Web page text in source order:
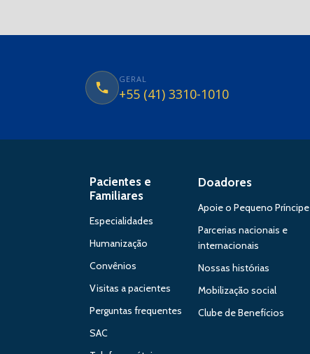
GERAL
+55 (41) 3310-1010
Pacientes e
Familiares
Especialidades
Humanização
Convênios
Visitas a pacientes
Perguntas frequentes
SAC
Doadores
Apoie o Pequeno Príncipe
Parcerias nacionais e
internacionais
Nossas histórias
Mobilização social
Clube de Benefícios